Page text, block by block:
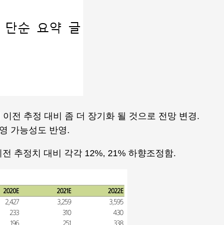
전 추정 대비 좀 더 장기화 될 것으로 전망 변경.
가능성도 반영.
추정치 대비 각각 12%, 21% 하향조정함.